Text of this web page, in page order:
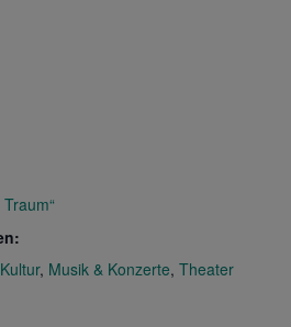
, Musik & Konzerte, Theater